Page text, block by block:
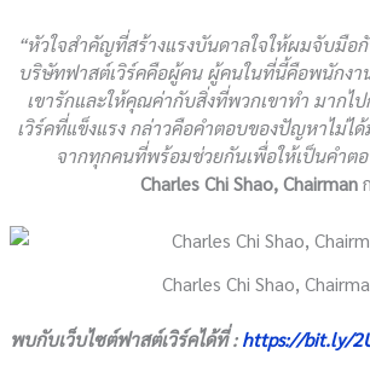
“หัวใจสำคัญที่สร้างแรงบันดาลใจให้ผมจับมือ
บริษัทฟาสต์เวิร์คคือผู้คน ผู้คนในที่นี้คือพนักงา
เขารักและให้คุณค่ากับสิ่งที่พวกเขาทำ มากไ
เวิร์คที่แข็งแรง กล่าวคือคำตอบของปัญหาไม่ไ
จากทุกคนที่พร้อมช่วยกันเพื่อให้เป็นคำต
Charles Chi Shao, Chairman
Charles Chi Shao,
พบกับเว็บไซต์ฟาสต์เวิร์คได้ที่ :https://bit.ly/